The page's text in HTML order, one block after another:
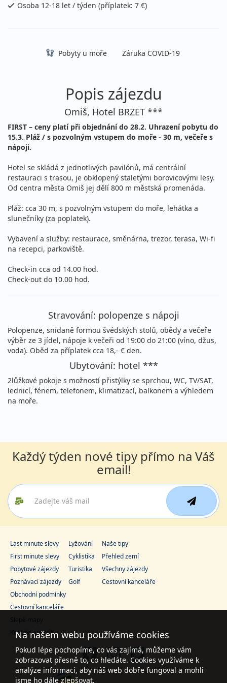
cena za 8 dní (7 nocí)
03.10. - 10.10.2026
polopenze s nápoji
cena za 8 dní (7 nocí)
10.10. - 17.10.2026
sobota - sobota
polopenze s nápoji
vlastní
Sleva 29%9 650 Kč 6 850 Kč
Osoba 12-18 let / týden (příplatek: 7 €)
Pobyty u moře Záruka COVID-19
Popis zájezdu
Omiš, Hotel BRZET ***
FIRST – ceny platí při objednání do 28.2. Uhrazení pobytu do
15.3. Pláž / s pozvolným vstupem do moře - 30 m, večeře s
nápoji.
Hotel se skládá z jednotlivých pavilónů, má centrální
restauraci s trasou, je obklopený staletými borovicovými lesy.
Od centra města Omiš jej dělí 800 m městská promenáda.
Pláž: cca 30 m, s pozvolným vstupem do moře, lehátka a
slunečníky (za poplatek).
Vybavení a služby: restaurace, směnárna, trezor, terasa, Wi-fi
na recepci, parkoviště.
Check-in cca od 14.00 hod.
Check-out do 10.00 hod.
Stravování: polopenze s nápoji
Polopenze, snídaně formou švédských stolů, obědy a večeře
výběr ze 3 jídel, nápoje k večeři od 19:00 do 21:00 (víno, džus,
voda). Oběd za příplatek cca 18,- € den.
Ubytování: hotel ***
2lůžkové pokoje s možností přistýlky se sprchou, WC, TV/SAT,
lednicí, fénem, telefonem, klimatizací, balkonem a výhledem
na moře.
Každý týden nové tipy přímo na Váš
email!
Last minute slevy
First minute slevy
Pobytové zájezdy
Poznávací zájezdy
Lyžování
Cyklistika
Turistika
Golf
Naše tipy
Přehled zemí
Všechny zájezdy
Cestovní kanceláře
Obchodní podmínky
Cestovní kanceláře
Slepé mapy
Kontaktujte nás
Na našem webu používáme cookies
Pokud lépe pochopíme, co vás zajímá, můžeme vám
zobrazovat přesně to, co hledáte. Cookies využíváme k
analýze informací, aby náš web dobře fungoval a mohli
jsme ho dále zlepšovat.